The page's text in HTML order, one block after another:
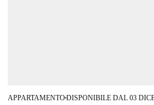
APPARTAMENTO■DISPONIBILE DAL 03